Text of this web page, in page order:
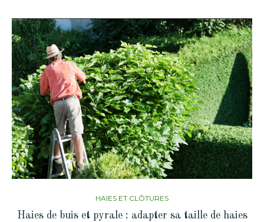
HAIES ET CLÔTURES
Haies de buis et pyrale : adapter sa taille de haies